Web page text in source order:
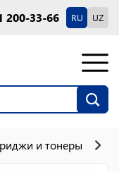
200-33-66 RU UZ
и тонеры